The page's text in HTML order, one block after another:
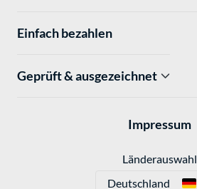
Einfach bezahlen
Geprüft & ausgezeichnet
Impressum
Länderauswahl